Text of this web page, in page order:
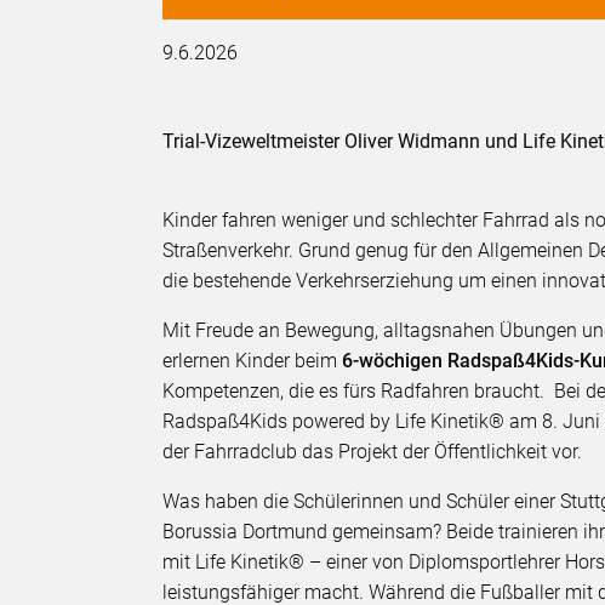
9.6.2026
Trial-Vizeweltmeister Oliver Widmann und Life
Kinder fahren weniger und schlechter Fahrrad als
Straßenverkehr. Grund genug für den Allgemeinen
die bestehende Verkehrserziehung um einen
Mit Freude an Bewegung, alltagsnahen Übungen
erlernen Kinder beim 6-wöchigen Radspaß4Kids-
Kompetenzen, die es fürs Radfahren braucht. Bei
Radspaß4Kids powered by Life Kinetik® am 8.
der Fahrradclub das Projekt der Öffentlichkeit vor.
Was haben die Schülerinnen und Schüler einer
Borussia Dortmund gemeinsam? Beide trainieren
mit Life Kinetik® – einer von Diplomsportlehrer
leistungsfähiger macht. Während die Fußballer